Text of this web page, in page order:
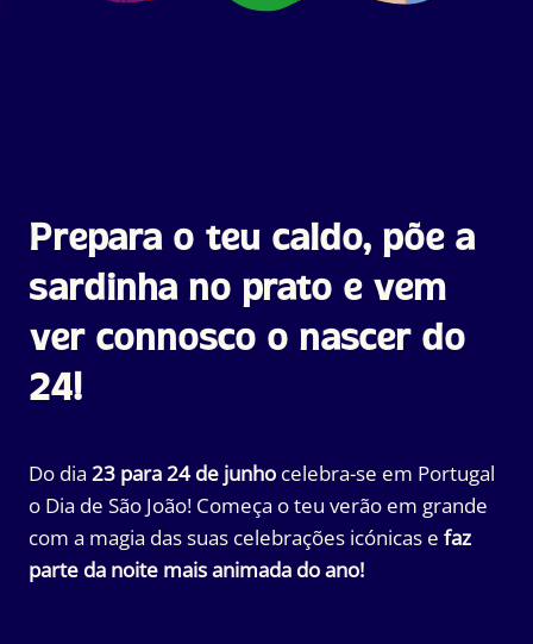
Prepara o teu caldo, põe a
sardinha no prato e vem
ver connosco o nascer do
24!
Do dia 23 para 24 de junho celebra-se em Portugal
o Dia de São João! Começa o teu verão em grande
com a magia das suas celebrações icónicas e faz
parte da noite mais animada do ano!